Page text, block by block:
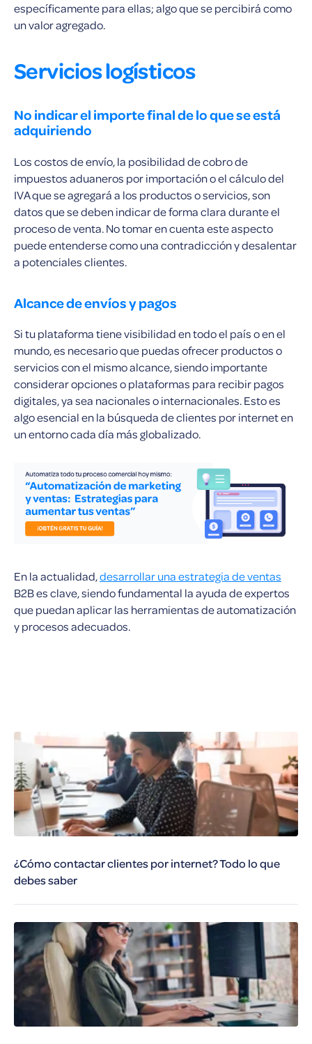
específicamente para ellas; algo que se percibirá como
un valor agregado.
Servicios logísticos
No indicar el importe final de lo que se está
adquiriendo
Los costos de envío, la posibilidad de cobro de
impuestos aduaneros por importación o el cálculo del
IVA que se agregará a los productos o servicios, son
datos que se deben indicar de forma clara durante el
proceso de venta. No tomar en cuenta este aspecto
puede entenderse como una contradicción y desalentar
a potenciales clientes.
Alcance de envíos y pagos
Si tu plataforma tiene visibilidad en todo el país o en el
mundo, es necesario que puedas ofrecer productos o
servicios con el mismo alcance, siendo importante
considerar opciones o plataformas para recibir pagos
digitales, ya sea nacionales o internacionales. Esto es
algo esencial en la búsqueda de clientes por internet en
un entorno cada día más globalizado.
En la actualidad,desarrollar una estrategia de ventas
B2B es clave, siendo fundamental la ayuda de expertos
que puedan aplicar las herramientas de automatización
y procesos adecuados.
¿Cómo contactar clientes por internet? Todo lo que
debes saber